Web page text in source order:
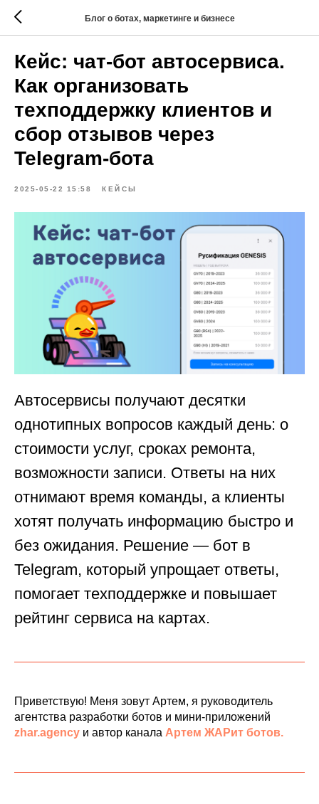
Блог о ботах, маркетинге и бизнесе
Кейс: чат-бот автосервиса.
Как организовать
техподдержку клиентов и
сбор отзывов через
Telegram-бота
2025-05-22 15:58 КЕЙСЫ
Автосервисы получают десятки
однотипных вопросов каждый день: о
стоимости услуг, сроках ремонта,
возможности записи. Ответы на них
отнимают время команды, а клиенты
хотят получать информацию быстро и
без ожидания. Решение — бот в
Telegram, который упрощает ответы,
помогает техподдержке и повышает
рейтинг сервиса на картах.
Приветствую! Меня зовут Артем, я руководитель
агентства разработки ботов и мини-приложений
zhar.agency и автор канала Артем ЖАРит ботов.